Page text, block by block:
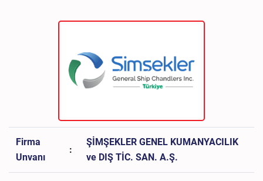
Firma
Unvanı
:
ŞİMŞEKLER GENEL KUMANYACILIK
ve DIŞ TİC. SAN. A.Ş.